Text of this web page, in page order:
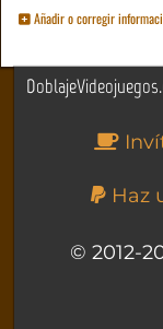
Añadir o corregir
Haz
© 2012-